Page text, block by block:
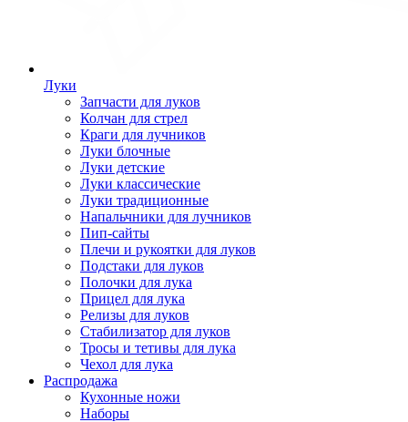
Луки
Запчасти для луков
Колчан для стрел
Краги для лучников
Луки блочные
Луки детские
Луки классические
Луки традиционные
Напальчники для лучников
Пип-сайты
Плечи и рукоятки для луков
Подстаки для луков
Полочки для лука
Прицел для лука
Релизы для луков
Стабилизатор для луков
Тросы и тетивы для лука
Чехол для лука
Распродажа
Кухонные ножи
Наборы